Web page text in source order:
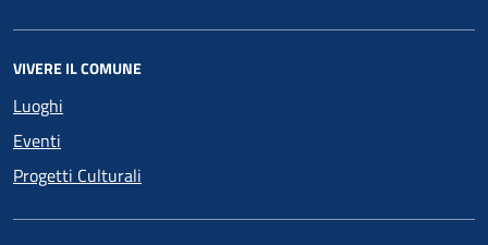
VIVERE IL COMUNE
Luoghi
Eventi
Progetti Culturali